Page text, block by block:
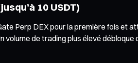
10 USDT)
Perp DEX pour la première fois
volume de trading plus élevé